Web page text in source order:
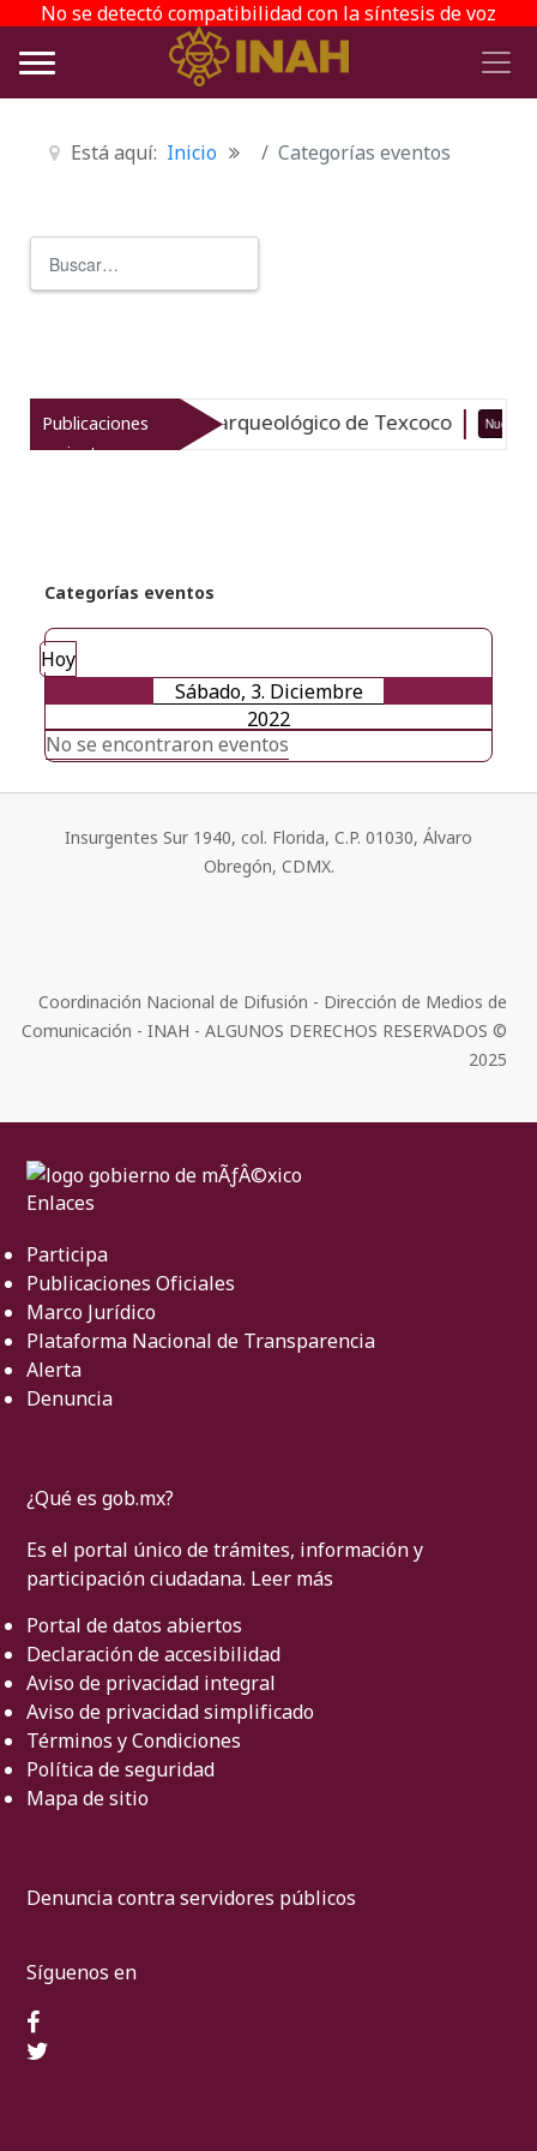
No se detectó compatibilidad con la síntesis de voz
Está aquí: Inicio Categorías eventos
Publicaciones
recientes
el patrimonio arqueológico de Texcoco Nuevo
Categorías eventos
Hoy
Sábado, 3. Diciembre
2022
No se encontraron eventos
Insurgentes Sur 1940, col. Florida, C.P. 01030, Álvaro
Obregón, CDMX.
Coordinación Nacional de Difusión - Dirección de Medios de
Comunicación - INAH - ALGUNOS DERECHOS RESERVADOS ©
2025
Enlaces
Participa
Publicaciones Oficiales
Marco Jurídico
Plataforma Nacional de Transparencia
Alerta
Denuncia
¿Qué es gob.mx?
Es el portal único de trámites, información y
participación ciudadana. Leer más
Portal de datos abiertos
Declaración de accesibilidad
Aviso de privacidad integral
Aviso de privacidad simplificado
Términos y Condiciones
Política de seguridad
Mapa de sitio
Denuncia contra servidores públicos
Síguenos en